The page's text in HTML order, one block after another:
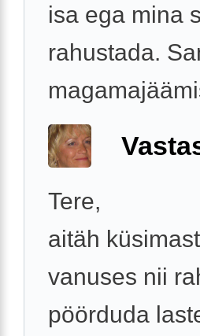
isa ega mina
rahustada.
Tere,
aitäh
vanuses nii
pöörduda